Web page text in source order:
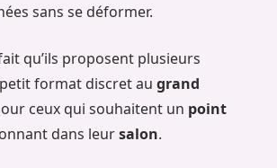
sans se déformer.
fait qu’ils proposent plusieurs
format discret au grand
ceux qui souhaitent un point
dans leursalon.